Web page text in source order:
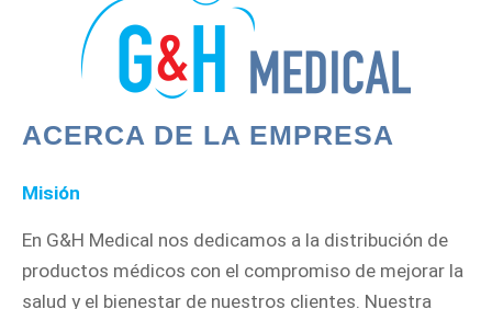
ACERCA DE LA EMPRESA
Misión
En G&H Medical nos dedicamos a la distribución de
productos médicos con el compromiso de mejorar la
salud y el bienestar de nuestros clientes. Nuestra